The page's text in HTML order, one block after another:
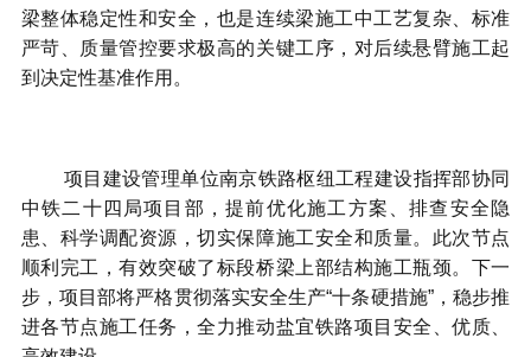
梁整体稳定性和安全，也是连续梁施工中工艺复杂、标准
严苛、质量管控要求极高的关键工序，对后续悬臂施工起
到决定性基准作用。
项目建设管理单位南京铁路枢纽工程建设指挥部协同
中铁二十四局项目部，提前优化施工方案、排查安全隐
患、科学调配资源，切实保障施工安全和质量。此次节点
顺利完工，有效突破了标段桥梁上部结构施工瓶颈。下一
步，项目部将严格贯彻落实安全生产“十条硬措施”，稳步推
进各节点施工任务，全力推动盐宜铁路项目安全、优质、